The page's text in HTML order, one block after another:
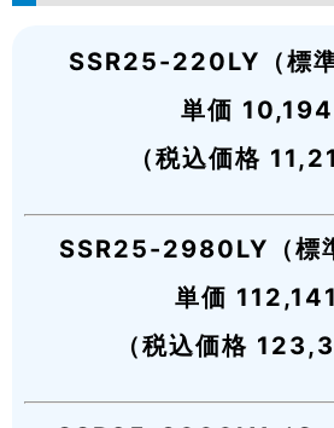
SSR25-220LY（標準
単価 10,194
（税込価格
SSR25-2980LY（標
単価
（税込価格